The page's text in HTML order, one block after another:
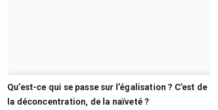
Qu’est-ce qui se passe sur l’égalisation ? C’est de
la déconcentration, de la naïveté ?